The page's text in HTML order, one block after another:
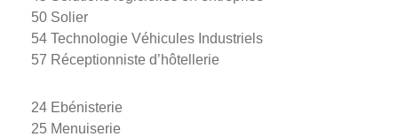
50 Solier
54 Technologie Véhicules Industriels
57 Réceptionniste d’hôtellerie
24 Ebénisterie
25 Menuiserie